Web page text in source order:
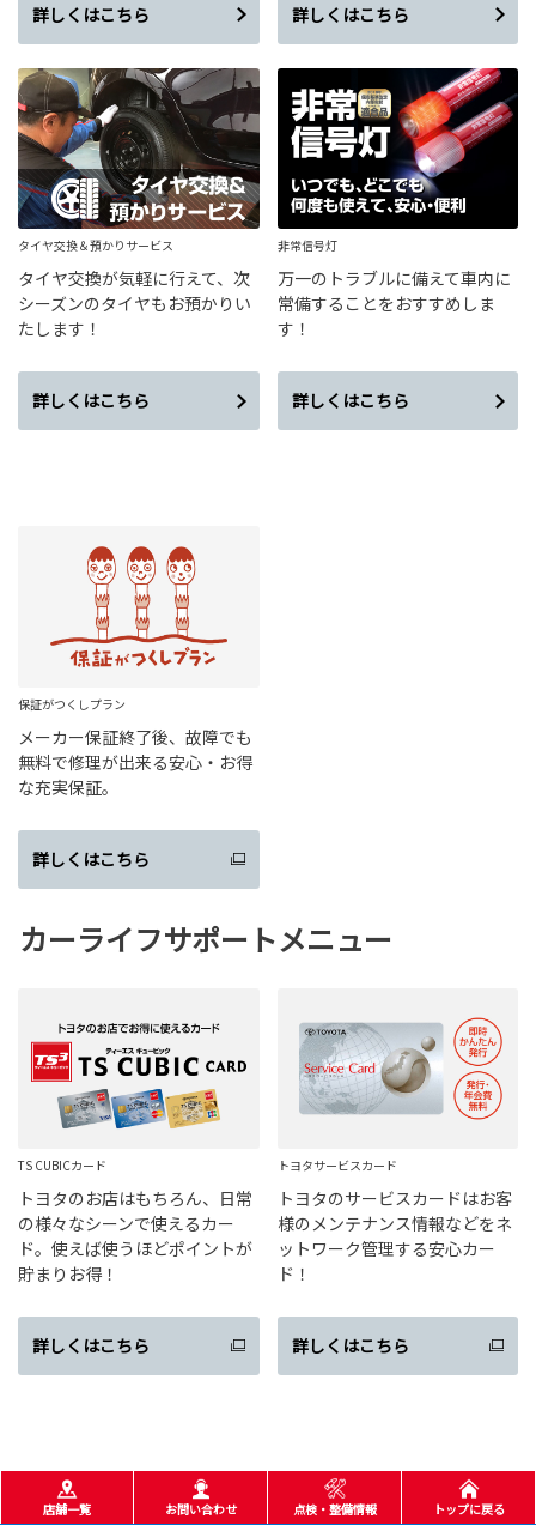
詳しくはこちら 詳しくはこちら
タイヤ交換＆預かりサービス
タイヤ交換が気軽に行えて、次
シーズンのタイヤもお預かりい
たします！
詳しくはこちら
非常信号灯
万一のトラブルに備えて車内に
常備することをおすすめしま
す！
詳しくはこちら
保証がつくしプラン
メーカー保証終了後、故障でも
無料で修理が出来る安心・お得
な充実保証。
詳しくはこちら
カーライフサポートメニュー
TS CUBICカード
トヨタのお店はもちろん、日常
の様々なシーンで使えるカー
ド。使えば使うほどポイントが
貯まりお得！
詳しくはこちら
トヨタサービスカード
トヨタのサービスカードはお客
様のメンテナンス情報などをネ
ットワーク管理する安心カー
ド！
詳しくはこちら
店舗一覧 お問い合わせ 点検・整備情報 トップに戻る